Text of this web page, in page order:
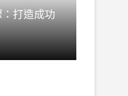
打造成功